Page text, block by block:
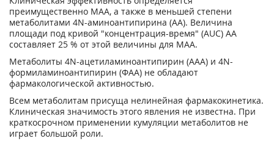
преимущественно МАА, а также в меньшей степени
метаболитами 4N-аминоантипирина (АА). Величина
площади под кривой "концентрация-время" (AUC) АА
составляет 25 % от этой величины для МАА.
Метаболиты 4N-ацетиламиноантипирин (ААА) и 4N-
формиламиноантипирин (ФАА) не обладают
фармакологической активностью.
Всем метаболитам присуща нелинейная фармакокинетика.
Клиническая значимость этого явления не известна. При
краткосрочном применении кумуляции метаболитов не
играет большой роли.